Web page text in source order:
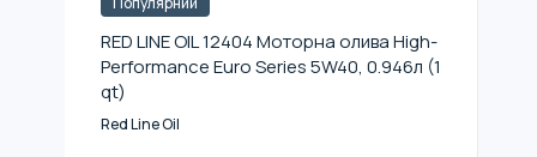
RED LINE OIL 12404 Моторна олива High-
Performance Euro Series 5W40, 0.946л (1
qt)
Red Line Oil